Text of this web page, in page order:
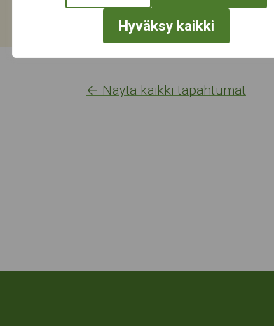
Hyväksy kaikki
← Näytä kaikki tapahtumat